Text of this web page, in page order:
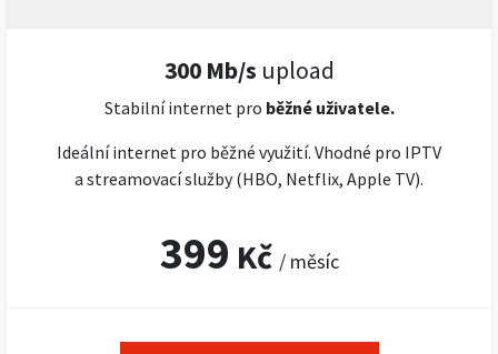
300 Mb/s upload
Stabilní internet pro běžné uživatele.
Ideální internet pro běžné využití. Vhodné pro IPTV
a streamovací služby (HBO, Netflix, Apple TV).
399 Kč / měsíc